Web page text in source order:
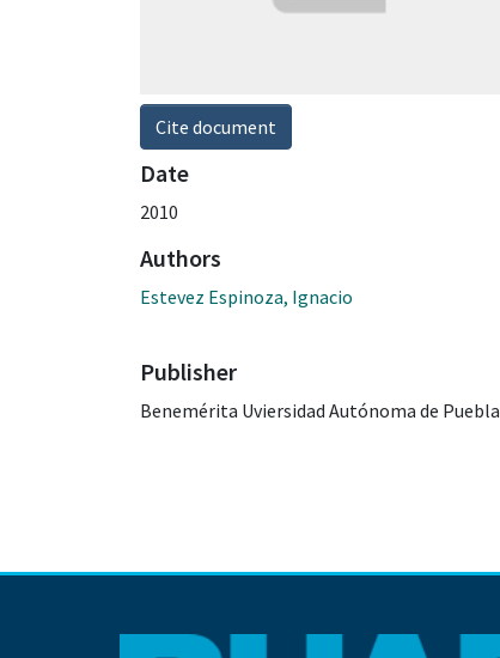
Cite document
Date
2010
Authors
Estevez Espinoza, Ignacio
Publisher
Benemérita Uviersidad Autónoma de Puebla